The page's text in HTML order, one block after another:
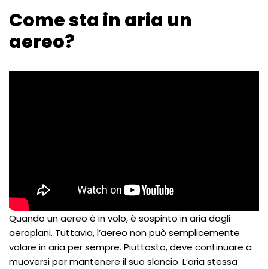
Come sta in aria un
aereo?
Quando un aereo è in volo, è sospinto in aria dagli
aeroplani. Tuttavia, l’aereo non può semplicemente
volare in aria per sempre. Piuttosto, deve continuare a
muoversi per mantenere il suo slancio. L’aria stessa